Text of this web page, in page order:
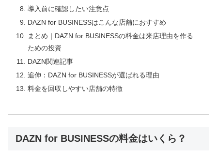
導入前に確認したい注意点
DAZN for BUSINESSはこんな店舗におすすめ
まとめ｜DAZN for BUSINESSの料金は来店理由を作る
ための投資
DAZN関連記事
追伸：DAZN for BUSINESSが選ばれる理由
料金を回収しやすい店舗の特徴
DAZN for BUSINESSの料金はいくら？